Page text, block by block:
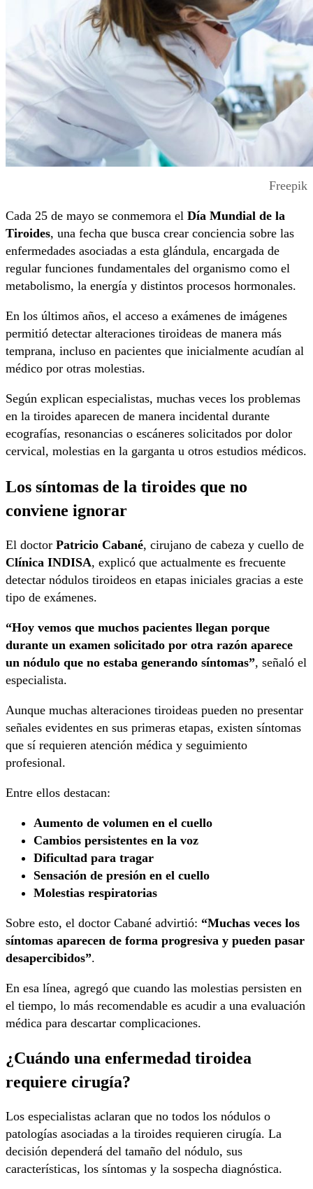
Freepik
Cada 25 de mayo se conmemora el Día Mundial de la
Tiroides, una fecha que busca crear conciencia sobre las
enfermedades asociadas a esta glándula, encargada de
regular funciones fundamentales del organismo como el
metabolismo, la energía y distintos procesos hormonales.
En los últimos años, el acceso a exámenes de imágenes
permitió detectar alteraciones tiroideas de manera más
temprana, incluso en pacientes que inicialmente acudían al
médico por otras molestias.
Según explican especialistas, muchas veces los problemas
en la tiroides aparecen de manera incidental durante
ecografías, resonancias o escáneres solicitados por dolor
cervical, molestias en la garganta u otros estudios médicos.
Los síntomas de la tiroides que no
conviene ignorar
El doctor Patricio Cabané, cirujano de cabeza y cuello de
Clínica INDISA, explicó que actualmente es frecuente
detectar nódulos tiroideos en etapas iniciales gracias a este
tipo de exámenes.
“Hoy vemos que muchos pacientes llegan porque
durante un examen solicitado por otra razón aparece
un nódulo que no estaba generando síntomas”, señaló el
especialista.
Aunque muchas alteraciones tiroideas pueden no presentar
señales evidentes en sus primeras etapas, existen síntomas
que sí requieren atención médica y seguimiento
profesional.
Entre ellos destacan:
Aumento de volumen en el cuello
Cambios persistentes en la voz
Dificultad para tragar
Sensación de presión en el cuello
Molestias respiratorias
Sobre esto, el doctor Cabané advirtió: “Muchas veces los
síntomas aparecen de forma progresiva y pueden pasar
desapercibidos”.
En esa línea, agregó que cuando las molestias persisten en
el tiempo, lo más recomendable es acudir a una evaluación
médica para descartar complicaciones.
¿Cuándo una enfermedad tiroidea
requiere cirugía?
Los especialistas aclaran que no todos los nódulos o
patologías asociadas a la tiroides requieren cirugía. La
decisión dependerá del tamaño del nódulo, sus
características, los síntomas y la sospecha diagnóstica.